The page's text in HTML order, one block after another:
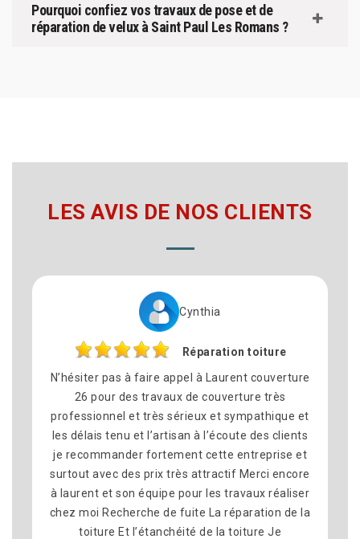
Pourquoi confiez vos travaux de pose et de
réparation de velux à Saint Paul Les Romans ?
LES AVIS DE NOS CLIENTS
Cynthia
Réparation toiture
N’hésiter pas à faire appel à Laurent couverture
26 pour des travaux de couverture très
professionnel et très sérieux et sympathique et
les délais tenu et l’artisan à l’écoute des clients
je recommander fortement cette entreprise et
surtout avec des prix très attractif Merci encore
à laurent et son équipe pour les travaux réaliser
chez moi Recherche de fuite La réparation de la
toiture Et l’étanchéité de la toiture Je